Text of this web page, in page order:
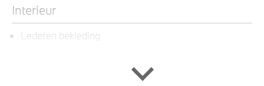
Interieur
Lederen bekleding
Veiligheidsgordels voorzien van M striping